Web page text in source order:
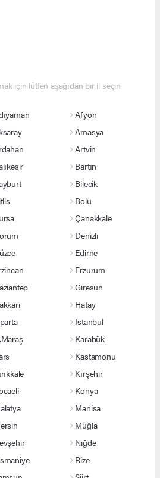
için lütfen aşağıdan bir il seçin
Afyon
Amasya
Artvin
Bartın
Bilecik
Bolu
Çanakkale
Denizli
Edirne
Erzurum
Giresun
Hatay
İstanbul
Karabük
Kastamonu
Kırşehir
Konya
Manisa
Muğla
Niğde
Rize